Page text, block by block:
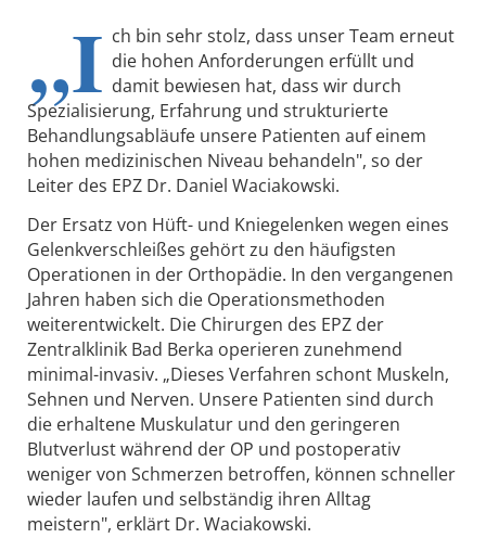
„I ch bin sehr stolz, dass unser Team erneut
die hohen Anforderungen erfüllt und
damit bewiesen hat, dass wir durch
Spezialisierung, Erfahrung und strukturierte
Behandlungsabläufe unsere Patienten auf einem
hohen medizinischen Niveau behandeln", so der
Leiter des EPZ Dr. Daniel Waciakowski.
Der Ersatz von Hüft- und Kniegelenken wegen eines
Gelenkverschleißes gehört zu den häufigsten
Operationen in der Orthopädie. In den vergangenen
Jahren haben sich die Operationsmethoden
weiterentwickelt. Die Chirurgen des EPZ der
Zentralklinik Bad Berka operieren zunehmend
minimal-invasiv. „Dieses Verfahren schont Muskeln,
Sehnen und Nerven. Unsere Patienten sind durch
die erhaltene Muskulatur und den geringeren
Blutverlust während der OP und postoperativ
weniger von Schmerzen betroffen, können schneller
wieder laufen und selbständig ihren Alltag
meistern", erklärt Dr. Waciakowski.